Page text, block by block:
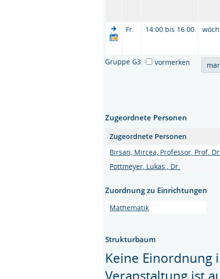
Fr. 14:00 bis 16:00
Gruppe G3: vormerken
Zugeordnete Personen
Zugeordnete Personen
Birsan, Mircea, Professor, Prof.
Pottmeyer, Lukas , Dr.
Zuordnung zu Einrichtungen
Mathematik
Strukturbaum
Keine Einordnung